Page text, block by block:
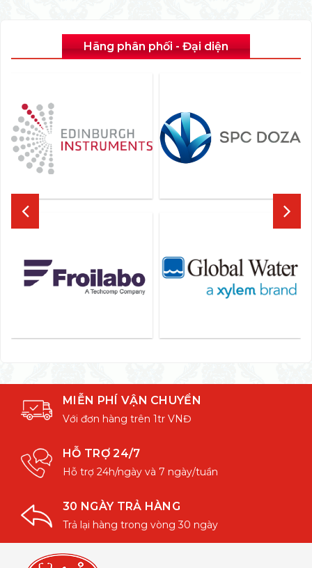
Hãng phân phối - Đại diện
MIỄN PHÍ VẬN CHUYỂN
Với đơn hàng trên 1tr VNĐ
HỖ TRỢ 24/7
Hỗ trợ 24h/ngày và 7 ngày/tuần
30 NGÀY TRẢ HÀNG
Trả lại hàng trong vòng 30 ngày